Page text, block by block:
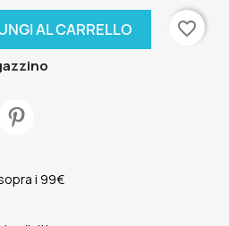
AL CARRELLO
favorite_border
i 99€